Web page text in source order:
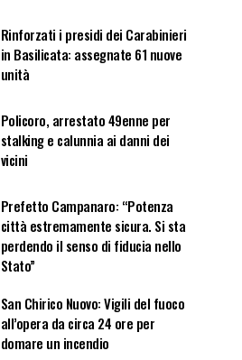
Rinforzati i presidi dei Carabinieri
in Basilicata: assegnate 61 nuove
unità
Policoro, arrestato 49enne per
stalking e calunnia ai danni dei
vicini
Prefetto Campanaro: “Potenza
città estremamente sicura. Si sta
perdendo il senso di fiducia nello
Stato”
San Chirico Nuovo: Vigili del fuoco
all’opera da circa 24 ore per
domare un incendio